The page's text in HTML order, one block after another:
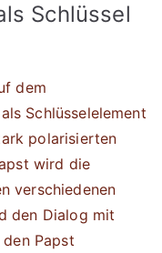
Schlüssel
dem
Schlüsselelement
polarisierten
wird die
verschiedenen
den Dialog mit
Papst